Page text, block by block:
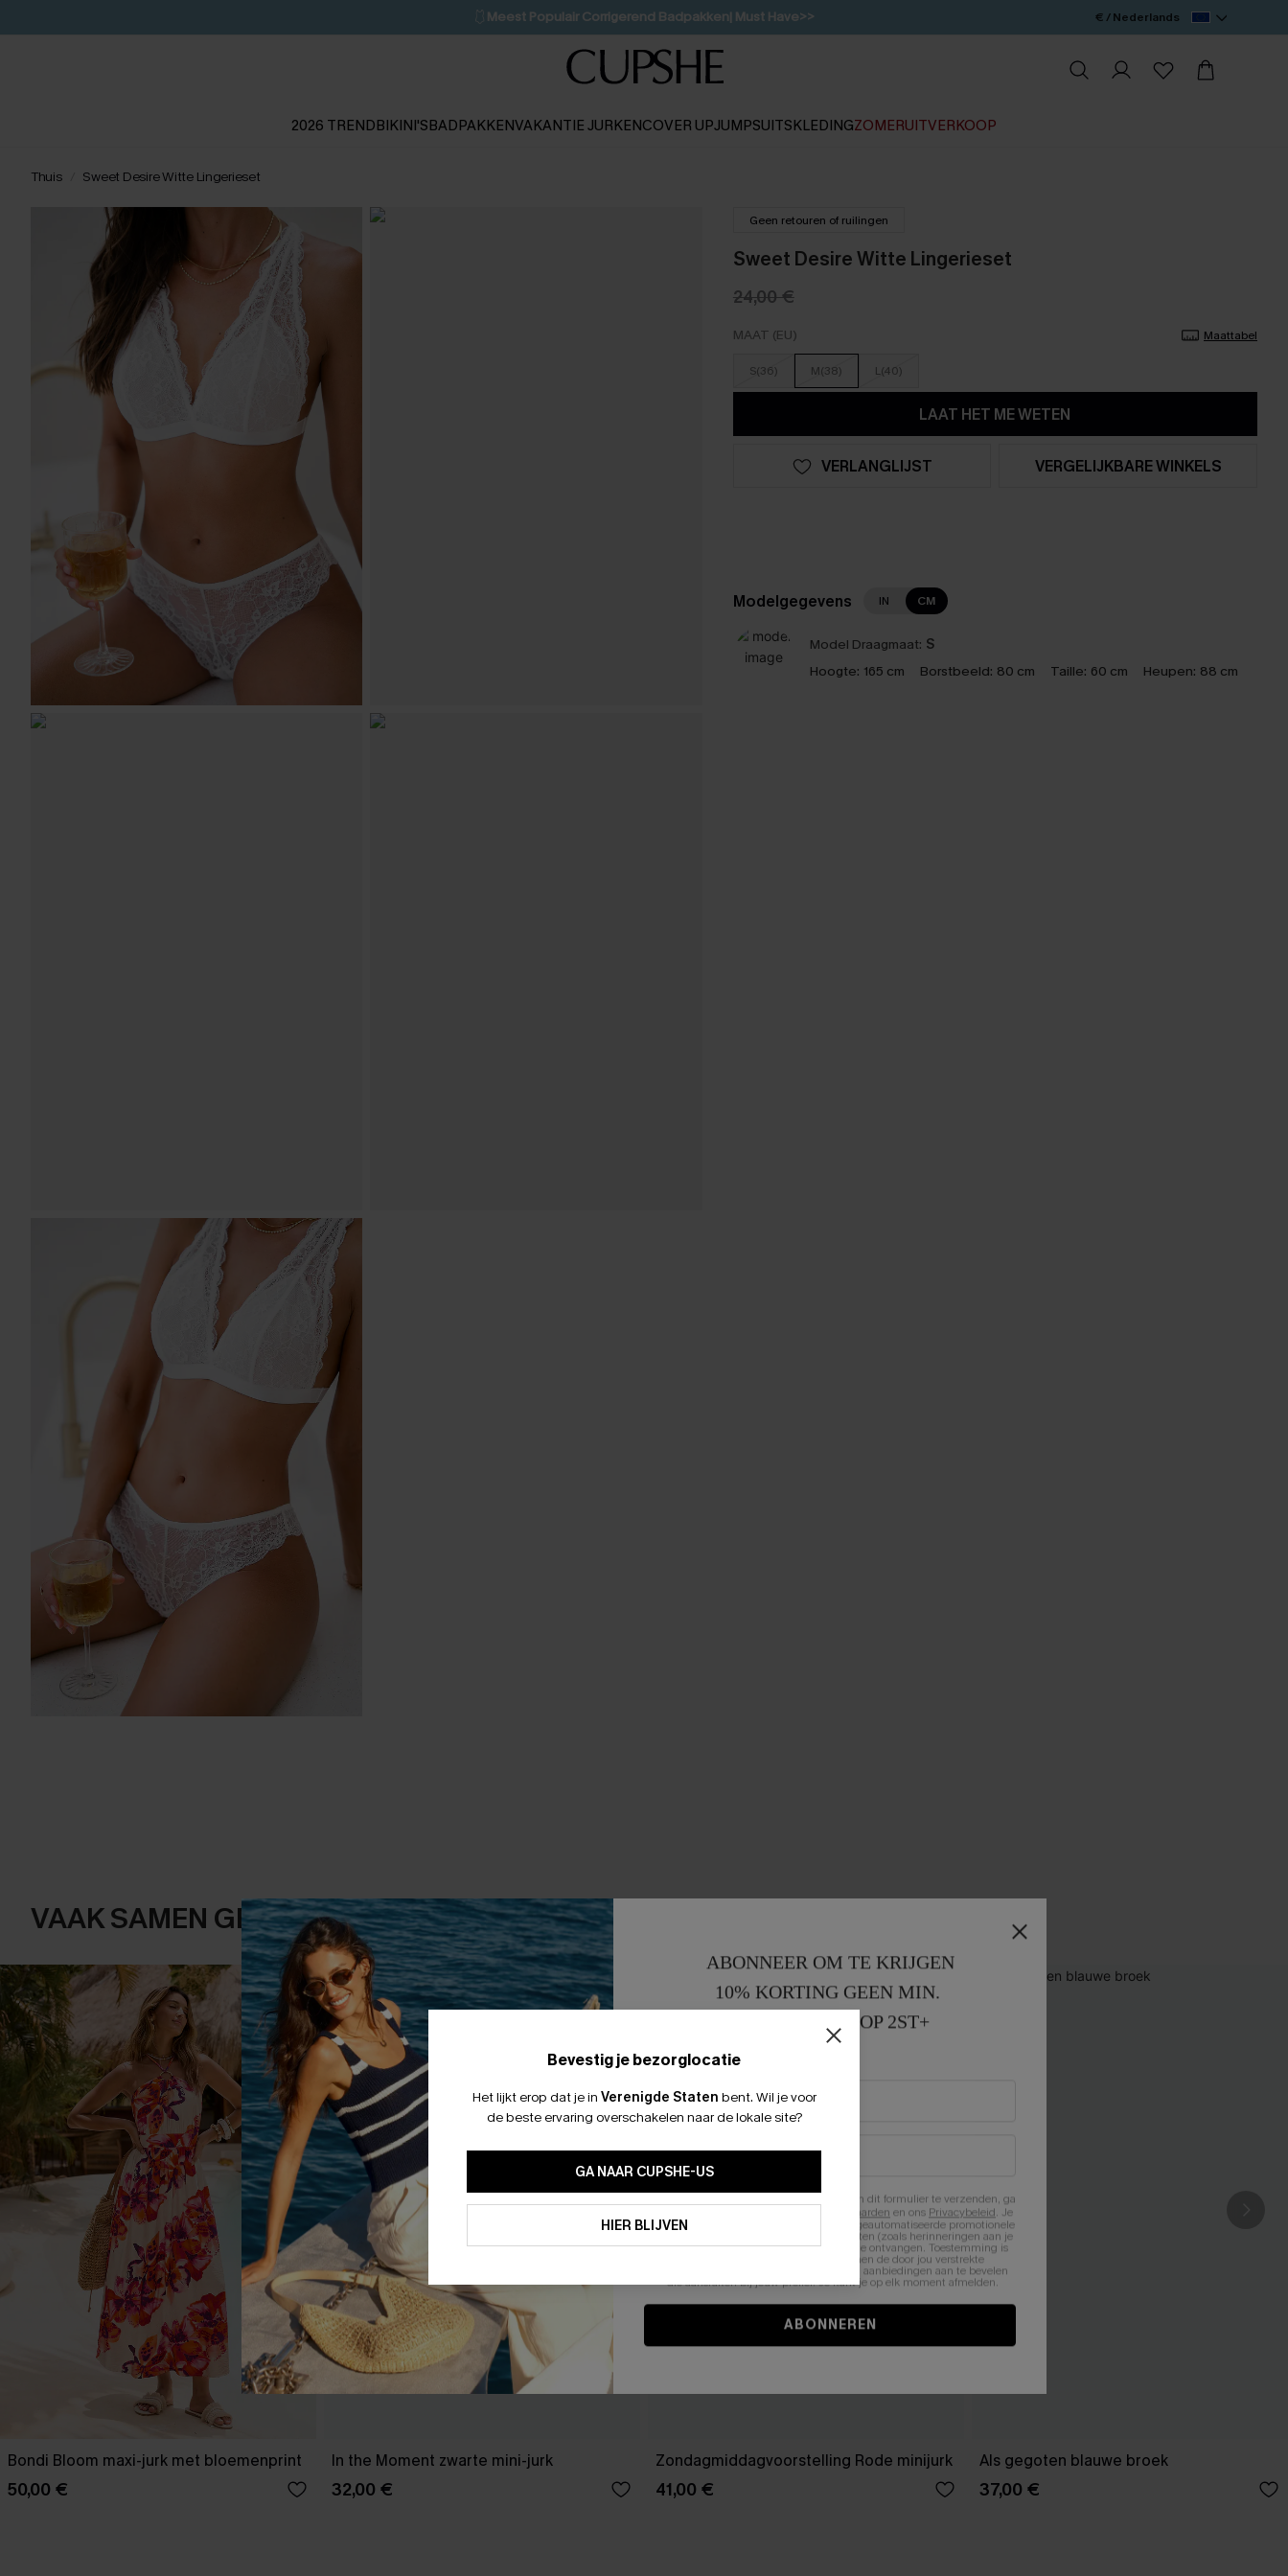
🩱 Meest Populair Corrigerend Badpakken| Must Have>>
💌Abonneer je & ontvang tot 15% korting>>
Koop 3, krijg 15% korting | CODE: SW15
€ / Nederlands
2026 TRENDBIKINI'SBADPAKKENVAKANTIE JURKENCOVER UPJUMPSUITSKLEDINGZOMERUITVERKOOP
Thuis Sweet Desire Witte Lingerieset
Geen retouren of ruilingen
Sweet Desire Witte Lingerieset
24,00 €
MAAT (EU) Maattabel
S(36) M(38) L(40)
LAAT HET ME WETEN
VERLANGLIJST VERGELIJKBARE WINKELS
Modelgegevens IN CM
Model Draagmaat: S
Hoogte: 165 cm Borstbeeld: 80 cm Taille: 60 cm Heupen: 88 cm
VAAK SAMEN GEKOCHT
Bondi Bloom maxi-jurk met bloemenprint
50,00 €
In the Moment zwarte mini-jurk
32,00 €
Zondagmiddagvoorstelling Rode minijurk
41,00 €
Als gegoten blauwe broek
37,00 €
Bevestig je bezorglocatie
Het lijkt erop dat je in Verenigde Staten bent. Wil je voor
de beste ervaring overschakelen naar de lokale site?
GA NAAR CUPSHE-US
HIER BLIJVEN
ABONNEER OM TE KRIJGEN
10% KORTING GEEN MIN.
15% KORTING OP 2ST+
Door je contactgegevens in te vullen en dit formulier te verzenden, ga
Algemene Voorwaarden en ons Privacybeleid. Je
stemt er tevens mee in om herhaalde geautomatiseerde promotionele
en gepersonaliseerde marketingberichten (zoals herinneringen aan je
winkelwagen) en e-mails van Cupshe te ontvangen. Toestemming is
niet vereist voor een aankoop. We kunnen de door jou verstrekte
informatie gebruiken om producten en aanbiedingen aan te bevelen
die aansluiten bij jouw profiel. Je kunt je op elk moment afmelden.
ABONNEREN